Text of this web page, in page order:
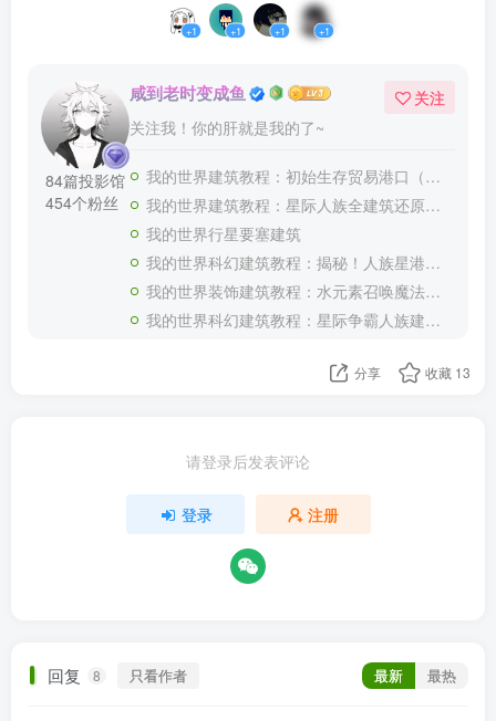
+1 +1 +1 +1
84篇投影馆
454个粉丝
咸到老时变成鱼
关注我！你的肝就是我的了~
关注
我的世界建筑教程：初始生存贸易港口（我的世界投影）——你要来加入我们的贸易船队嘛？
我的世界建筑教程：星际人族全建筑还原合集（全新投影）——收藏这一个超长合集就够了！
我的世界行星要塞建筑
我的世界科幻建筑教程：揭秘！人族星港（我的世界投影）如何生产大和战列舰！
我的世界装饰建筑教程：水元素召唤魔法书喷泉（我的世界投影）——谁能拒绝一本能召唤水元素的魔法书呢？
我的世界科幻建筑教程：星际争霸人族建筑补全（我的世界投影）——星轨、尖牙炮台与科技反应堆
分享 收藏 13
请登录后发表评论
登录 注册
回复 8 只看作者 最新 最热